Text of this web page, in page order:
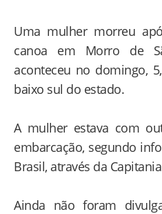
Uma mulher morreu
canoa em Morro de
aconteceu no domingo,
baixo sul do estado.
A mulher estava com
embarcação, segundo
Brasil, através da
Ainda não foram